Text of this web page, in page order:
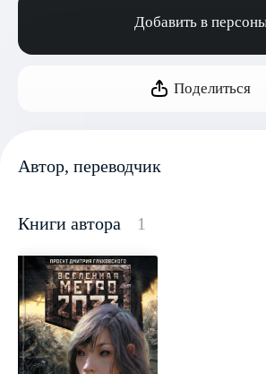
Добавить в
Поделиться
Автор, переводчик
Книги автора 1